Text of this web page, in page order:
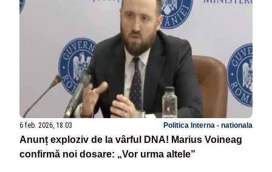
6 feb. 2026, 18:03 Politica Interna - nationala
Anunț exploziv de la vârful DNA! Marius Voineag
confirmă noi dosare: „Vor urma altele”